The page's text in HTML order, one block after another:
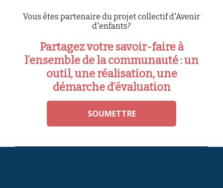
Vous êtes partenaire du projet collectif d'Avenir
d'enfants?
Partagez votre savoir-faire à
l’ensemble de la communauté : un
outil, une réalisation, une
démarche d’évaluation
SOUMETTRE